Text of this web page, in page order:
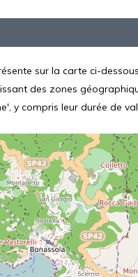
sur la carte ci-
des zones
y compris leur durée de